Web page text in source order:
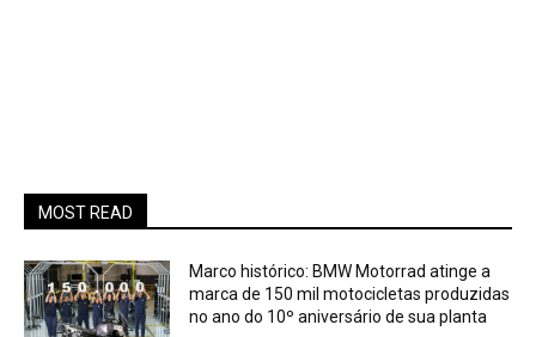
MOST READ
Marco histórico: BMW Motorrad atinge a
marca de 150 mil motocicletas produzidas
no ano do 10º aniversário de sua planta